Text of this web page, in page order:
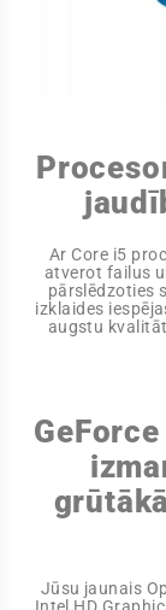
Ar Core i5
atverot failus
pārslēdzoties
izklaides
augstu
Jūsu jaunais